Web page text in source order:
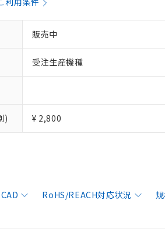
販売中
受注生産機種
) ¥ 2,800
CAD RoHS/REACH対応状況